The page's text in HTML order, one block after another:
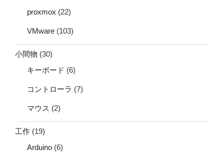
proxmox (22)
VMware (103)
小間物 (30)
キーボード (6)
コントローラ (7)
マウス (2)
工作 (19)
Arduino (6)